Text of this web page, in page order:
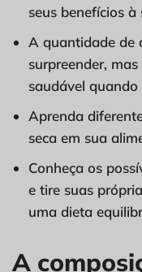
seus benefícios à
A quantidade de
surpreender,
saudável
Aprenda
seca em sua
Conheça os
e tire suas
uma dieta
A